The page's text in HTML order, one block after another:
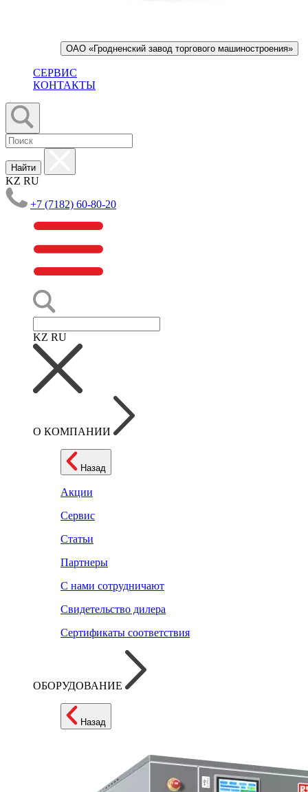
ОАО «Гродненский завод торгового машиностроения»
СЕРВИС
КОНТАКТЫ
Найти
KZ RU
+7 (7182) 60-80-20
KZ RU
О КОМПАНИИ
Назад
Акции
Сервис
Статьи
Партнеры
С нами сотрудничают
Свидетельство дилера
Сертификаты соответствия
ОБОРУДОВАНИЕ
Назад